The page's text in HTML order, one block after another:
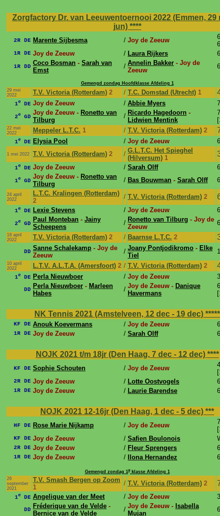
Zorgfactory Dr. van Leeuwentoernooi 2022 (Emmen, 29
jun) ****
2R DE Marente Sijbesma / Joy de Zeeuw
1R DE Joy de Zeeuw / Laura Rijkers
1R DD Coco Bosman - Sarah van
Emst
/ Annelin Bakker - Joy de
Zeeuw
Gemengd zondag Hoofdklasse Afdeling 1
29 mei
2022
T.V. Victoria (Rotterdam) 2 / T.C. Domstad (Utrecht) 1
1e DE Joy de Zeeuw / Abbie Myers
2e GD
Joy de Zeeuw - Ronetto van
Tilburg
/ Ricardo Hagedoorn -
Lidwien Mentink
22 mei
2022
Meppeler L.T.C. 1 / T.V. Victoria (Rotterdam) 2
1e DE Elysia Pool / Joy de Zeeuw
1 mei 2022 T.V. Victoria (Rotterdam) 2 / G.L.T.C. Het Spieghel
(Hilversum) 1
1e DE Joy de Zeeuw / Sarah Olff
1e GD
Joy de Zeeuw - Ronetto van
Tilburg
/ Bas Bouwman - Sarah Olff
24 april
2022
L.T.C. Kralingen (Rotterdam)
2
/ T.V. Victoria (Rotterdam) 2
1e DE Lexie Stevens / Joy de Zeeuw
2e GD
Paul Monteban - Jainy
Scheepens
/ Ronetto van Tilburg - Joy de
Zeeuw
18 april
2022
T.V. Victoria (Rotterdam) 2 / Baarnse L.T.C. 2
DD Sanne Schalekamp - Joy de
Zeeuw
/ Joany Pontjodikromo - Elke
Tiel
10 april
2022
L.T.V. A.L.T.A. (Amersfoort) 2 / T.V. Victoria (Rotterdam) 2
1e DE Perla Nieuwboer / Joy de Zeeuw
DD Perla Nieuwboer - Marleen
Habes
/ Joy de Zeeuw - Danique
Havermans
NK Tennis 2021 (Amstelveen, 12 dec - 19 dec) *****
KF DE Anouk Koevermans / Joy de Zeeuw
1R DE Joy de Zeeuw / Sarah Olff
NOJK 2021 t/m 18jr (Den Haag, 7 dec - 12 dec) ****
KF DE Sophie Schouten / Joy de Zeeuw
2R DE Joy de Zeeuw / Lotte Oostvogels
1R DE Joy de Zeeuw / Laurie Barendse
NOJK 2021 12-16jr (Den Haag, 1 dec - 5 dec) ***
HF DE Rose Marie Nijkamp / Joy de Zeeuw
KF DE Joy de Zeeuw / Safien Boulonois
2R DE Joy de Zeeuw / Fleur Sprengers
1R DE Joy de Zeeuw / Ilona Hernandez
Gemengd zondag 1eklasse Afdeling 1
26
september
2021
T.V. Smash Bergen op Zoom
1
/ T.V. Victoria (Rotterdam) 2
1e DE Angelique van der Meet / Joy de Zeeuw
DD Fréderique van de Velde -
Bernice van de Velde
/ Joy de Zeeuw - Isabella
Mujan